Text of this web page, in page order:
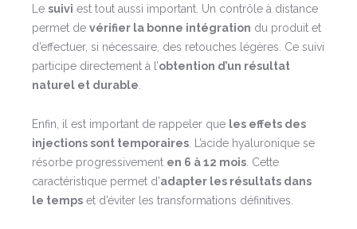
Le suivi est tout aussi important. Un contrôle à distance
permet de vérifier la bonne intégration du produit et
d’effectuer, si nécessaire, des retouches légères. Ce suivi
participe directement à l’obtention d’un résultat
naturel et durable
Enfin, il est important de rappeler que les effets des
injections sont temporaires . L’acide hyaluronique se
résorbe progressivement en 6 à 12 mois . Cette
caractéristique permet d’adapter les résultats dans
le temps et d’éviter les transformations définitives.